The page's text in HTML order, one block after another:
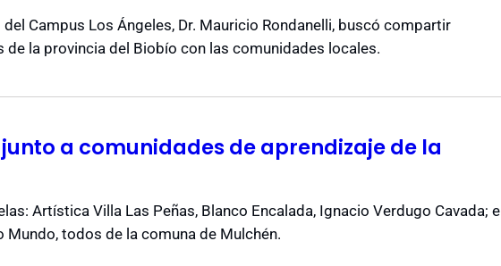
Campus Los Ángeles, Dr. Mauricio Rondanelli, buscó compartir
la provincia del Biobío con las comunidades locales.
a comunidades de aprendizaje de la
Artística Villa Las Peñas, Blanco Encalada, Ignacio Verdugo Cavada; el
Mundo, todos de la comuna de Mulchén.